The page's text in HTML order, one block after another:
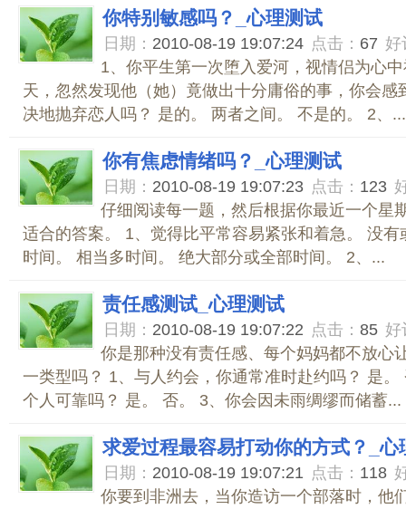
你特别敏感吗？_心理测试
日期： 2010-08-19 19:07:24 点击： 67 好
1、你平生第一次堕入爱河，视情侣为心
天，忽然发现他（她）竟做出十分庸俗的事，你会感
决地抛弃恋人吗？ 是的。 两者之间。 不是的。 2、...
你有焦虑情绪吗？_心理测试
日期： 2010-08-19 19:07:23 点击： 123
仔细阅读每一题，然后根据你最近一个星
适合的答案。 1、觉得比平常容易紧张和着急。 没
时间。 相当多时间。 绝大部分或全部时间。 2、...
责任感测试_心理测试
日期： 2010-08-19 19:07:22 点击： 85 好
你是那种没有责任感、每个妈妈都不放心
一类型吗？ 1、与人约会，你通常准时赴约吗？ 是
个人可靠吗？ 是。 否。 3、你会因未雨绸缪而储蓄...
求爱过程最容易打动你的方式？_心
日期： 2010-08-19 19:07:21 点击： 118
你要到非洲去，当你造访一个部落时，他